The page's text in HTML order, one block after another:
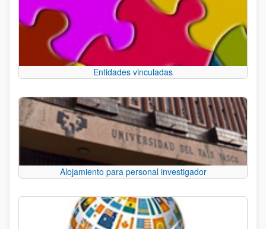
Entidades vinculadas
Alojamiento para personal investigador